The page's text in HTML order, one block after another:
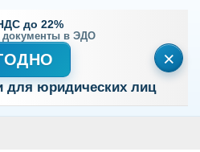
до 22%
в ЭДО
для юридических лиц
×